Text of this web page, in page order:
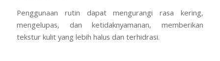
Penggunaan rutin dapat mengurangi rasa kering,
mengelupas, dan ketidaknyamanan, memberikan
tekstur kulit yang lebih halus dan terhidrasi.